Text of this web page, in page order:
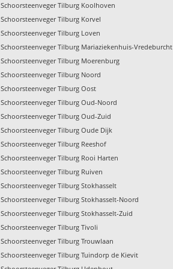
Schoorsteenveger Tilburg Koolhoven
Schoorsteenveger Tilburg Korvel
Schoorsteenveger Tilburg Loven
Schoorsteenveger Tilburg Mariaziekenhuis-Vredeburcht
Schoorsteenveger Tilburg Moerenburg
Schoorsteenveger Tilburg Noord
Schoorsteenveger Tilburg Oost
Schoorsteenveger Tilburg Oud-Noord
Schoorsteenveger Tilburg Oud-Zuid
Schoorsteenveger Tilburg Oude Dijk
Schoorsteenveger Tilburg Reeshof
Schoorsteenveger Tilburg Rooi Harten
Schoorsteenveger Tilburg Ruiven
Schoorsteenveger Tilburg Stokhasselt
Schoorsteenveger Tilburg Stokhasselt-Noord
Schoorsteenveger Tilburg Stokhasselt-Zuid
Schoorsteenveger Tilburg Tivoli
Schoorsteenveger Tilburg Trouwlaan
Schoorsteenveger Tilburg Tuindorp de Kievit